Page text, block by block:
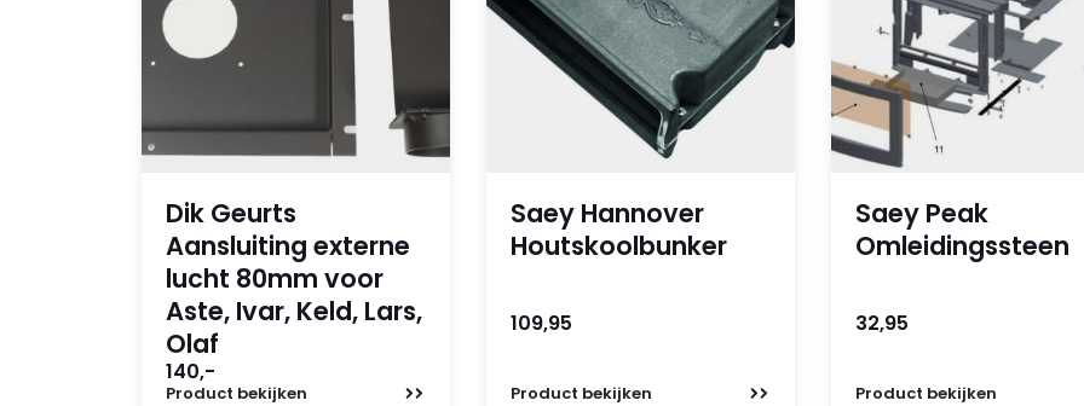
Dik Geurts
Aansluiting externe
lucht 80mm voor
Aste, Ivar, Keld, Lars,
Olaf
140,-
Product bekijken
Saey Hannover
Houtskoolbunker
109,95
Product bekijken
Saey Peak
Omleidingssteen
32,95
Product bekijken